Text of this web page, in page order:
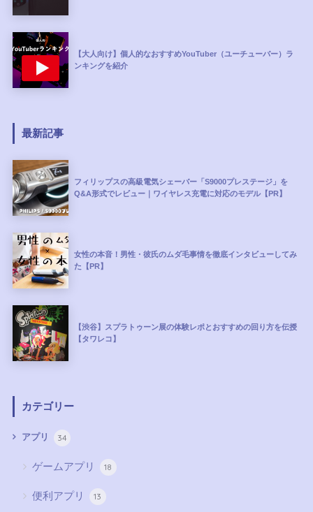
【大人向け】個人的なおすすめYouTuber（ユーチューバー）ラ
ンキングを紹介
最新記事
フィリップスの高級電気シェーバー「S9000プレステージ」を
Q&A形式でレビュー｜ワイヤレス充電に対応のモデル【PR】
女性の本音！男性・彼氏のムダ毛事情を徹底インタビューしてみ
た【PR】
【渋谷】スプラトゥーン展の体験レポとおすすめの回り方を伝授
【タワレコ】
カテゴリー
アプリ 34
ゲームアプリ 18
便利アプリ 13